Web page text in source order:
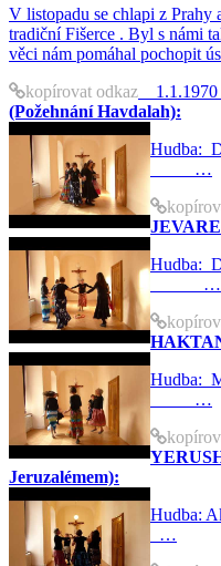
V listopadu se chlapi z Prahy
tradiční Fišerce . Byl s námi
věci nám pomáhal pochopit
kopírovat odkaz 1.1.1970
(Požehnání Havdalah):
…
…
…
Jeruzalémem):
…